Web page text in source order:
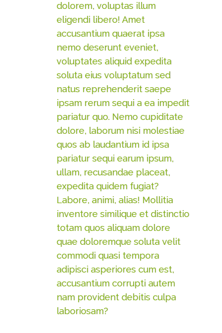
dolorem, voluptas illum
eligendi libero! Amet
accusantium quaerat ipsa
nemo deserunt eveniet,
voluptates aliquid expedita
soluta eius voluptatum sed
natus reprehenderit saepe
ipsam rerum sequi a ea impedit
pariatur quo. Nemo cupiditate
dolore, laborum nisi molestiae
quos ab laudantium id ipsa
pariatur sequi earum ipsum,
ullam, recusandae placeat,
expedita quidem fugiat?
Labore, animi, alias! Mollitia
inventore similique et distinctio
totam quos aliquam dolore
quae doloremque soluta velit
commodi quasi tempora
adipisci asperiores cum est,
accusantium corrupti autem
nam provident debitis culpa
laboriosam?